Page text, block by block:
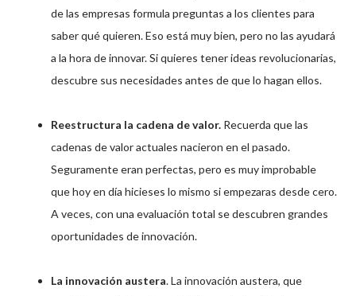
de las empresas formula preguntas a los clientes para
saber qué quieren. Eso está muy bien, pero no las ayudará
a la hora de innovar. Si quieres tener ideas revolucionarias,
descubre sus necesidades antes de que lo hagan ellos.
Reestructura la cadena de valor. Recuerda que las
cadenas de valor actuales nacieron en el pasado.
Seguramente eran perfectas, pero es muy improbable
que hoy en día hicieses lo mismo si empezaras desde cero.
A veces, con una evaluación total se descubren grandes
oportunidades de innovación.
La innovación austera. La innovación austera, que